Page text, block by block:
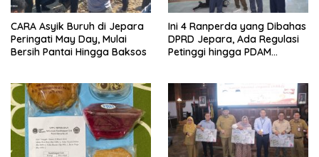
CARA Asyik Buruh di Jepara
Peringati May Day, Mulai
Bersih Pantai Hingga Baksos
Ini 4 Ranperda yang Dibahas
DPRD Jepara, Ada Regulasi
Petinggi hingga PDAM